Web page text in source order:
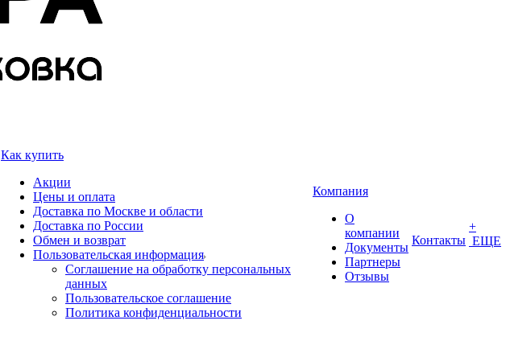
Как купить
Акции
Цены и оплата
Доставка по Москве и области
Доставка по России
Обмен и возврат
Пользовательская информация
Соглашение на обработку персональных
данных
Пользовательское соглашение
Политика конфиденциальности
Компания
О
компании
Документы
Партнеры
Отзывы
Контакты
+
ЕЩЕ